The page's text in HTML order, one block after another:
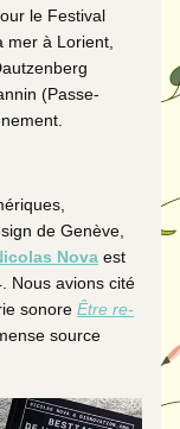
le Festival
mer à Lorient,
(Passe-
de Genève,
Nova est
Nous avions cité
sonore Être re-
source